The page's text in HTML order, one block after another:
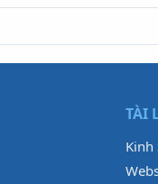
TÀI
Kinh